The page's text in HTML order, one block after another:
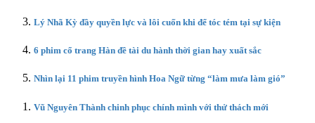
Lý Nhã Kỳ đầy quyền lực và lôi cuốn khi để tóc tém tại sự kiện
6 phim cổ trang Hàn đề tài du hành thời gian hay xuất sắc
Nhìn lại 11 phim truyền hình Hoa Ngữ từng “làm mưa làm gió”
Vũ Nguyên Thành chinh phục chính mình với thử thách mới